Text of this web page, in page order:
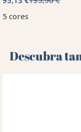
5 cores
Descubra